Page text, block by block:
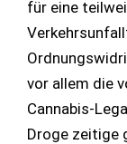
für eine
vor allem die
Cannabis-
Droge zeitige